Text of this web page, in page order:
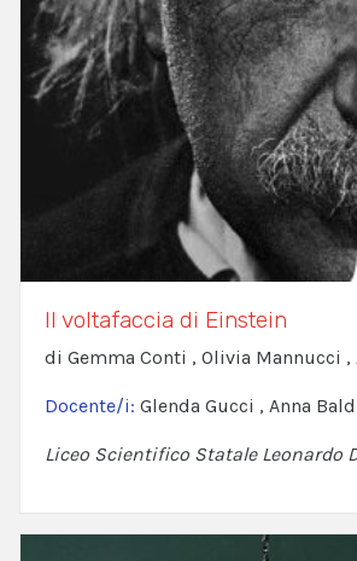
Il voltafaccia di Einstein
di Gemma Conti , Olivia Mannucci ,
Docente/i: Glenda Gucci , Anna
Liceo Scientifico Statale Leonardo